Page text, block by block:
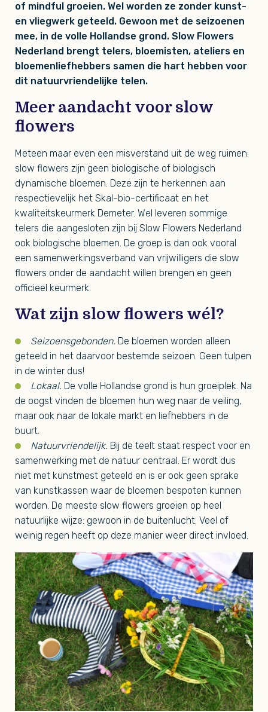
of mindful groeien. Wel worden ze zonder kunst-
en vliegwerk geteeld. Gewoon met de seizoenen
mee, in de volle Hollandse grond. Slow Flowers
Nederland brengt telers, bloemisten, ateliers en
bloemenliefhebbers samen die hart hebben voor
dit natuurvriendelijke telen.
Meer aandacht voor slow
flowers
Meteen maar even een misverstand uit de weg ruimen:
slow flowers zijn geen biologische of biologisch
dynamische bloemen. Deze zijn te herkennen aan
respectievelijk het Skal-bio-certificaat en het
kwaliteitskeurmerk Demeter. Wel leveren sommige
telers die aangesloten zijn bij Slow Flowers Nederland
ook biologische bloemen. De groep is dan ook vooral
een samenwerkingsverband van vrijwilligers die slow
flowers onder de aandacht willen brengen en geen
officieel keurmerk.
Wat zijn slow flowers wél?
Seizoensgebonden. De bloemen worden alleen
geteeld in het daarvoor bestemde seizoen. Geen tulpen
in de winter dus!
Lokaal. De volle Hollandse grond is hun groeiplek. Na
de oogst vinden de bloemen hun weg naar de veiling,
maar ook naar de lokale markt en liefhebbers in de
buurt.
Natuurvriendelijk. Bij de teelt staat respect voor en
samenwerking met de natuur centraal. Er wordt dus
niet met kunstmest geteeld en is er ook geen sprake
van kunstkassen waar de bloemen bespoten kunnen
worden. De meeste slow flowers groeien op heel
natuurlijke wijze: gewoon in de buitenlucht. Veel of
weinig regen heeft op deze manier weer direct invloed.